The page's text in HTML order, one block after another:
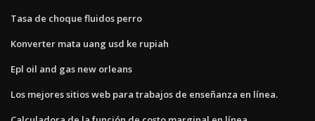
Tasa de choque fluidos perro
Konverter mata uang usd ke rupiah
Epl oil and gas new orleans
Los mejores sitios web para trabajos de enseñanza en línea.